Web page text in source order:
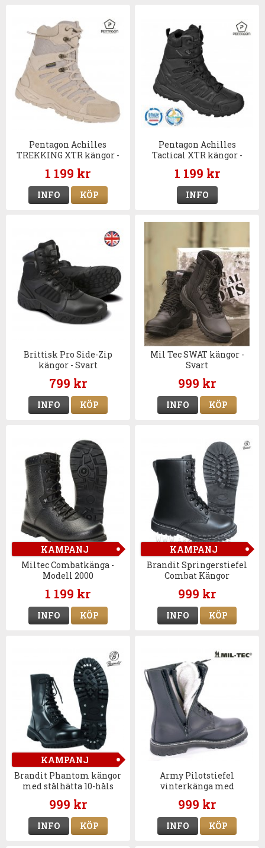
Pentagon Achilles
TREKKING XTR kängor -
1 199 kr
INFO KÖP
Pentagon Achilles
Tactical XTR kängor -
1 199 kr
INFO
Brittisk Pro Side-Zip
kängor - Svart
799 kr
INFO KÖP
Mil Tec SWAT kängor -
Svart
999 kr
INFO KÖP
KAMPANJ
Miltec Combatkänga -
Modell 2000
1 199 kr
INFO KÖP
KAMPANJ
Brandit Springerstiefel
Combat Kängor
999 kr
INFO KÖP
KAMPANJ
Brandit Phantom kängor
med stålhätta 10-håls
999 kr
INFO KÖP
Army Pilotstiefel
vinterkänga med
dragkedja
999 kr
INFO KÖP